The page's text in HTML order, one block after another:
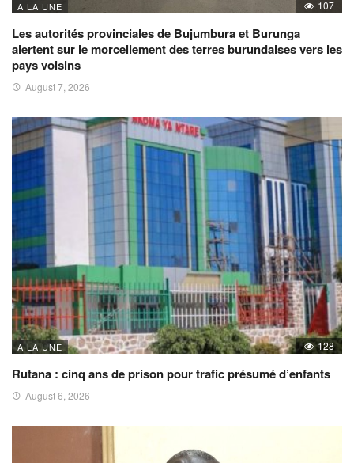
A LA UNE 107
Les autorités provinciales de Bujumbura et Burunga
alertent sur le morcellement des terres burundaises vers les
pays voisins
August 7, 2026
A LA UNE 128
Rutana : cinq ans de prison pour trafic présumé d’enfants
August 6, 2026